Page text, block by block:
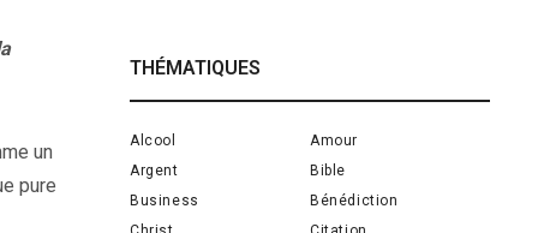
un
pure
THÉMATIQUES
Alcool
Amour
Argent
Bible
Business
Bénédiction